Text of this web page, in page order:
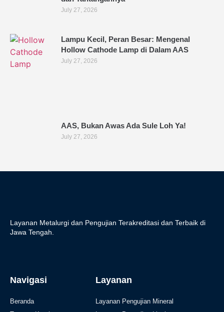
July 27, 2026
Lampu Kecil, Peran Besar: Mengenal
Hollow Cathode Lamp di Dalam AAS
July 27, 2026
AAS, Bukan Awas Ada Sule Loh Ya!
July 27, 2026
Layanan Metalurgi dan Pengujian Terakreditasi dan Terbaik di
Jawa Tengah.
Navigasi
Beranda
Layanan
Layanan Pengujian Mineral